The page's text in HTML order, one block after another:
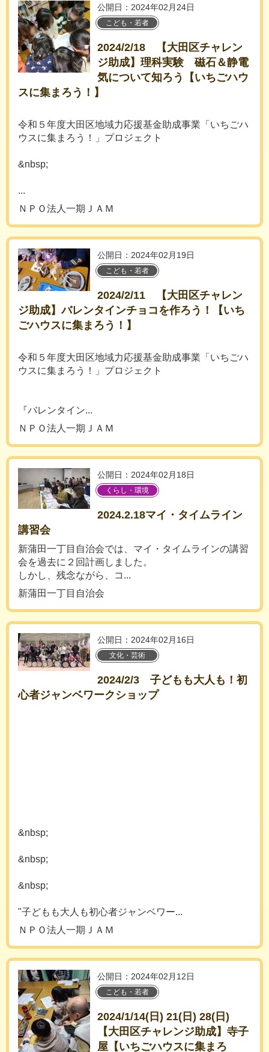
公開日：2024年02月24日
こども・若者
2024/2/18 【大田区チャレン
ジ助成】理科実験 磁石＆静電
気について知ろう【いちごハウ
スに集まろう！】
令和５年度大田区地域力応援基金助成事業「いちごハ
ウスに集まろう！」プロジェクト
&nbsp;
...
ＮＰＯ法人一期ＪＡＭ
公開日：2024年02月19日
こども・若者
2024/2/11 【大田区チャレン
ジ助成】バレンタインチョコを作ろう！【いち
ごハウスに集まろう！】
令和５年度大田区地域力応援基金助成事業「いちごハ
ウスに集まろう！」プロジェクト
『バレンタイン...
ＮＰＯ法人一期ＪＡＭ
公開日：2024年02月18日
くらし・環境
2024.2.18マイ・タイムライン
講習会
新蒲田一丁目自治会では、マイ・タイムラインの講習
会を過去に２回計画しました。
しかし、残念ながら、コ...
新蒲田一丁目自治会
公開日：2024年02月16日
文化・芸術
2024/2/3 子どもも大人も！初
心者ジャンベワークショップ
&nbsp;
&nbsp;
&nbsp;
"子どもも大人も初心者ジャンベワー...
ＮＰＯ法人一期ＪＡＭ
公開日：2024年02月12日
こども・若者
2024/1/14(日) 21(日) 28(日)
【大田区チャレンジ助成】寺子
屋【いちごハウスに集まろ